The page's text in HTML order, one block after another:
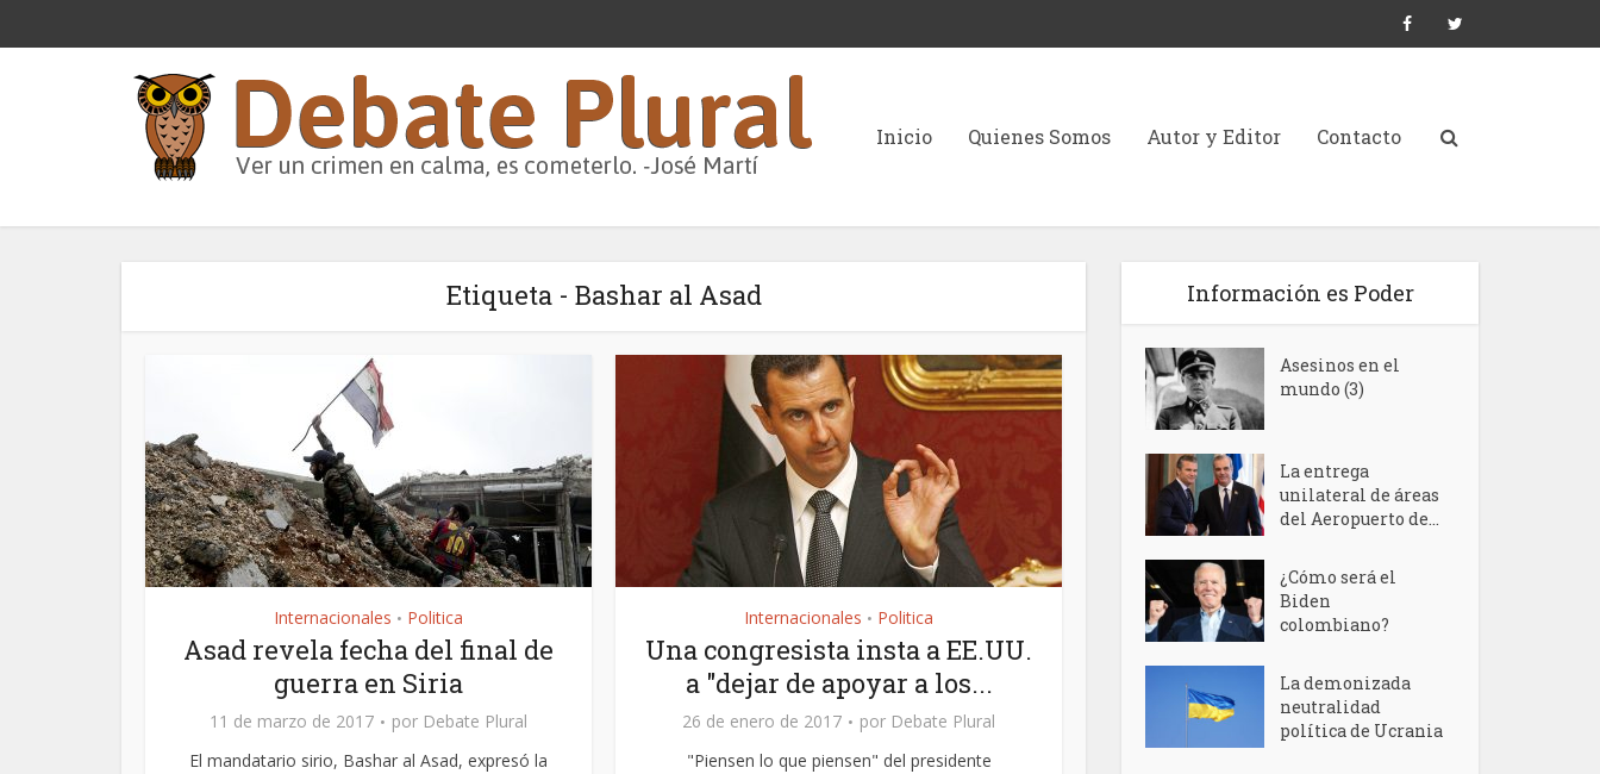
Inicio Quienes Somos Autor y Editor Contacto
Etiqueta - Bashar al Asad
Internacionales • Politica
Asad revela fecha del final de
guerra en Siria
11 de marzo de 2017 por Debate Plural
El mandatario sirio, Bashar al Asad, expresó la
Internacionales • Politica
Una congresista insta a EE.UU.
a "dejar de apoyar a los...
26 de enero de 2017 por Debate Plural
"Piensen lo que piensen" del presidente
Información es Poder
Asesinos en el
mundo (3)
La entrega
unilateral de áreas
del Aeropuerto de...
¿Cómo será el
Biden
colombiano?
La demonizada
neutralidad
política de Ucrania